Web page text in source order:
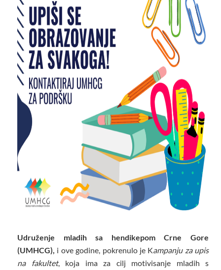
Udruženje mladih sa hendikepom Crne Gore
(UMHCG), i ove godine, pokrenulo je Kampanju za upis
na fakultet, koja ima za cilj motivisanje mladih s